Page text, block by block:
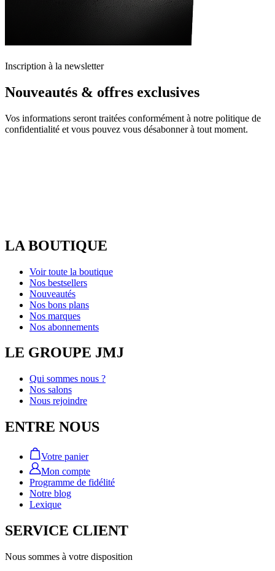
Inscription à la newsletter
Nouveautés & offres exclusives
Vos informations seront traitées conformément à notre politique de
confidentialité et vous pouvez vous désabonner à tout moment.
LA BOUTIQUE
Voir toute la boutique
Nos bestsellers
Nouveautés
Nos bons plans
Nos marques
Nos abonnements
LE GROUPE JMJ
Qui sommes nous ?
Nos salons
Nous rejoindre
ENTRE NOUS
Votre panier
Mon compte
Programme de fidélité
Notre blog
Lexique
SERVICE CLIENT
Nous sommes à votre disposition